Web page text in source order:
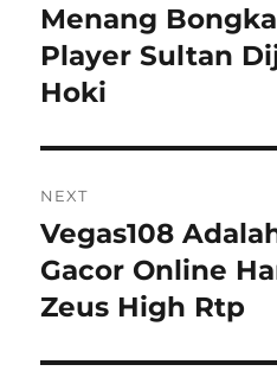
Menang
Player Sultan
Hoki
NEXT
Next
post:
Vegas108
Gacor Online
Zeus High Rtp